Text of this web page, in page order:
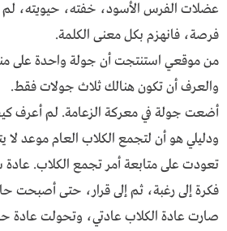
عضلات الفرس الأسود، خفته، حيويته، لم
فرصة، فانهزم بكل معنى الكلمة.
من موقعي استنتجت أن جولة واحدة على
والعرف أن تكون هنالك ثلاث جولات فقط.
أضعت جولة في معركة الزعامة. لم أعرف
ودليلي هو أن لتجمع الكلاب العام موعد لا
تعودت على متابعة أمر تجمع الكلاب.
فكرة إلى رغبة، ثم إلى قرار، حتى أصبحت
صارت عادة الكلاب عادتي، وتحولت عادة